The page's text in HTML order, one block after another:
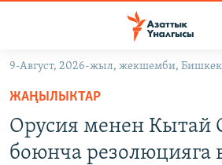
Навигацияга
өтүңүз
Издөөгө
салыңызКЫРГЫЗСТАН
ДҮЙНӨ
9-Август, 2026-жыл, жекшемби,
ЖАҢЫЛЫКТАР
Орусия менен Кытай
боюнча резолюцияга